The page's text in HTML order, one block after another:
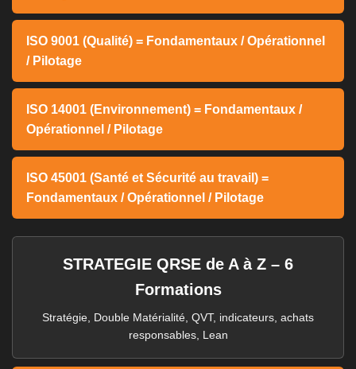
ISO 9001 (Qualité) = Fondamentaux / Opérationnel
/ Pilotage
ISO 14001 (Environnement) = Fondamentaux /
Opérationnel / Pilotage
ISO 45001 (Santé et Sécurité au travail) =
Fondamentaux / Opérationnel / Pilotage
STRATEGIE QRSE de A à Z – 6
Formations
Stratégie, Double Matérialité, QVT, indicateurs, achats
responsables, Lean